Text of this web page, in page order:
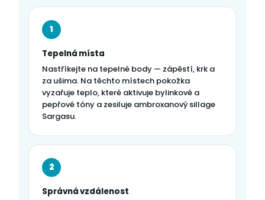
1
Tepelná místa
Nastříkejte na tepelné body — zápěstí, krk a
za ušima. Na těchto místech pokožka
vyzařuje teplo, které aktivuje bylinkové a
pepřové tóny a zesiluje ambroxanový sillage
Sargasu.
2
Správná vzdálenost